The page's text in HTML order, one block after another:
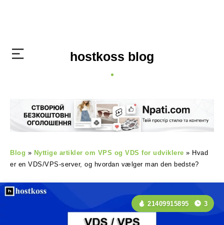
hostkoss blog
Blog » Nyttige artikler om VPS og VDS for udviklere » Hvad
er en VDS/VPS-server, og hvordan vælger man den bedste?
21409915895 3